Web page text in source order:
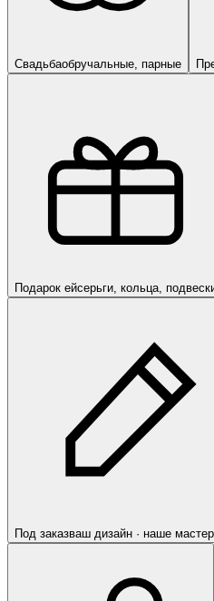
Свадьбаобручальные, парные
Подарок ейсерьги, кольца,
Под заказваш дизайн · наше